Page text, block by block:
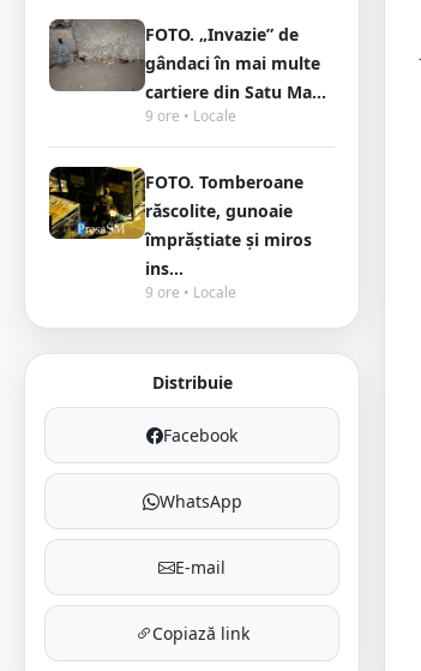
FOTO. „Invazie” de
gândaci în mai multe
cartiere din Satu Ma...
9 ore • Locale
FOTO. Tomberoane
răscolite, gunoaie
împrăștiate și miros
ins...
9 ore • Locale
Distribuie
Facebook
WhatsApp
E-mail
Copiază link